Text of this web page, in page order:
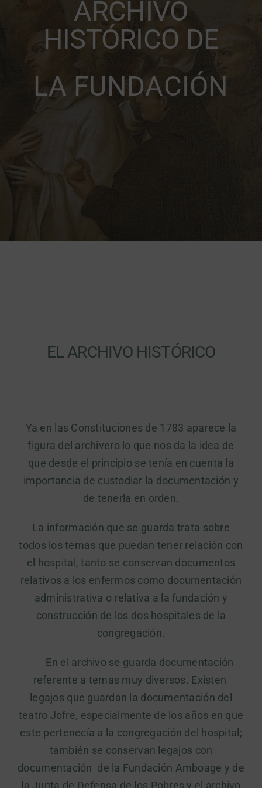
DONATIVOS
ARCHIVO
HISTÓRICO DE
LA FUNDACIÓN
EL ARCHIVO HISTÓRICO
Ya en las Constituciones de 1783 aparece la
figura del archivero lo que nos da la idea de
que desde el principio se tenía en cuenta la
importancia de custodiar la documentación y
de tenerla en orden.
La información que se guarda trata sobre
todos los temas que puedan tener relación con
el hospital, tanto se conservan documentos
relativos a los enfermos como documentación
administrativa o relativa a la fundación y
construcción de los dos hospitales de la
congregación.
En el archivo se guarda documentación
referente a temas muy diversos. Existen
legajos que guardan la documentación del
teatro Jofre, especialmente de los años en que
este pertenecía a la congregación del hospital;
también se conservan legajos con
documentación de la Fundación Amboage y de